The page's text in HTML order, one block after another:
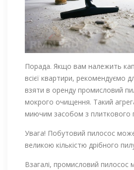
Порада. Якщо вам належить
всієї квартири, рекомендуємо
взяти в оренду промисловий
мокрого очищення. Такий
миючим засобом з плиткового
Увага! Побутовий пилосос
великою кількістю дрібного
Взагалі, промисловий пилосос